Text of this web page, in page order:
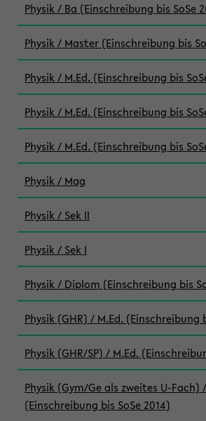
Physik / Ba (Einschreibung bis SoSe
Physik / Master (Einschreibung bis
Physik / M.Ed. (Einschreibung bis
Physik / M.Ed. (Einschreibung bis
Physik / M.Ed. (Einschreibung bis
Physik / Mag
Physik / Sek II
Physik / Sek I
Physik / Diplom (Einschreibung bis
Physik (GHR) / M.Ed. (Einschreibung
Physik (GHR/SP) / M.Ed.
Physik (Gym/Ge als zweites U-Fach)
(Einschreibung bis SoSe 2014)